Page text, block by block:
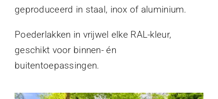
geproduceerd in staal, inox of aluminium.
Poederlakken in vrijwel elke RAL-kleur,
geschikt voor binnen- én
buitentoepassingen.